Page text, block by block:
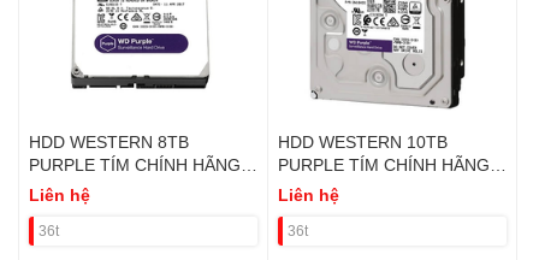
HDD WESTERN 8TB
PURPLE TÍM CHÍNH HÃNG
VAT
Liên hệ
36t
HDD WESTERN 10TB
PURPLE TÍM CHÍNH HÃNG
VAT
Liên hệ
36t